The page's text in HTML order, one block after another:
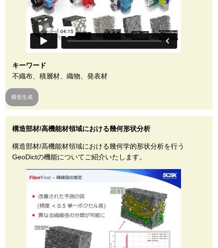
キーワード
不織布、積層材、織物、発表材
構造生成
構造部材/高機能材領域における幾何形状分析
構造部材/高機能材領域における幾何学的形状分析を行う
GeoDictの機能についてご紹介いたします。